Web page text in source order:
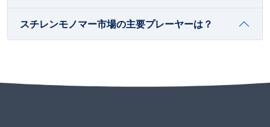
スチレンモノマー市場の主要プレーヤーは？